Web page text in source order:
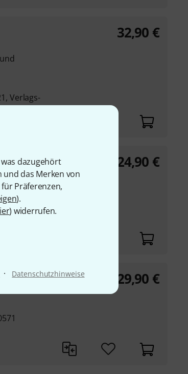
dazugehört
und das Merken von
Präferenzen,
).
) widerrufen.
· Datenschutzhinweise
Verlags-
32,90 €
Verlags-
24,90 €
29,90 €